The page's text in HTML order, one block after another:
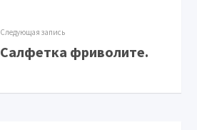
Следующая запись
Салфетка фриволите.